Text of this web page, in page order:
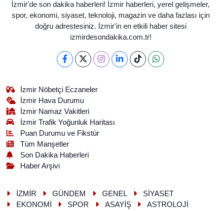
İzmir'de son dakika haberleri! İzmir haberleri, yerel gelişmeler,
spor, ekonomi, siyaset, teknoloji, magazin ve daha fazlası için
doğru adrestesiniz. İzmir'in en etkili haber sitesi
izmirdesondakika.com.tr!
İzmir Nöbetçi Eczaneler
İzmir Hava Durumu
İzmir Namaz Vakitleri
İzmir Trafik Yoğunluk Haritası
Puan Durumu ve Fikstür
Tüm Manşetler
Son Dakika Haberleri
Haber Arşivi
İZMİR GÜNDEM GENEL
SİYASET
EKONOMİ
SPOR ASAYİŞ
ASTROLOJİ